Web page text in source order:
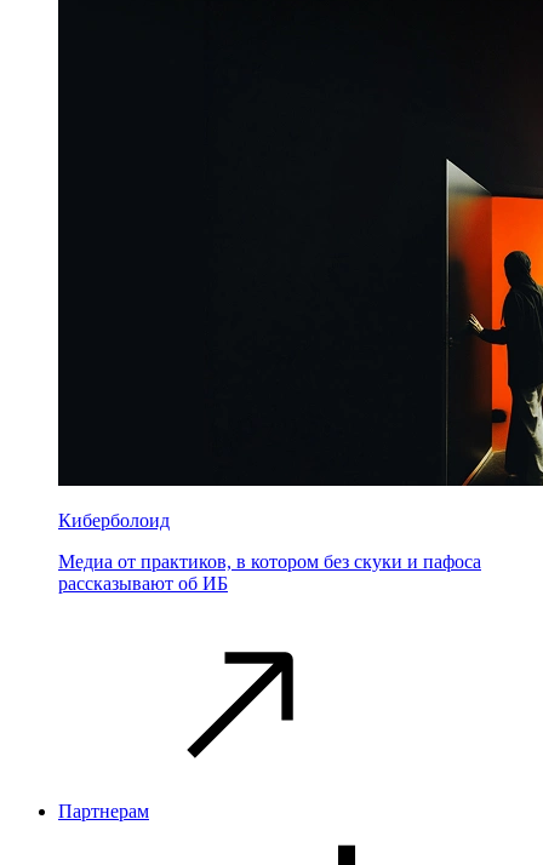
Киберболоид
Медиа от практиков, в котором без скуки и пафоса
рассказывают об ИБ
Партнерам